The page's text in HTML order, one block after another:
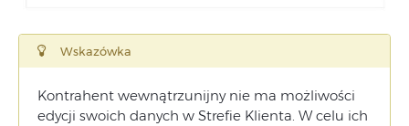
Wskazówka
Kontrahent wewnątrzunijny nie ma możliwości
edycji swoich danych w Strefie Klienta. W celu ich